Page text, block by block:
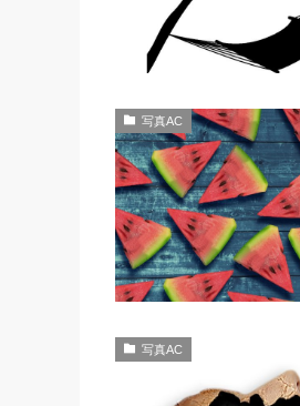
写真AC
写真AC